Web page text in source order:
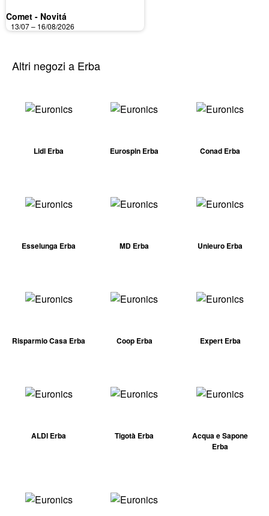
Comet - Novitá
13/07 – 16/08/2026
Altri negozi a Erba
Lidl Erba Eurospin Erba Conad Erba
Esselunga Erba MD Erba Unieuro Erba
Risparmio Casa Erba Coop Erba Expert Erba
ALDI Erba Tigotà Erba
Acqua e Sapone
Erba